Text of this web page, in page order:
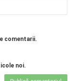
comentarii.
noi.